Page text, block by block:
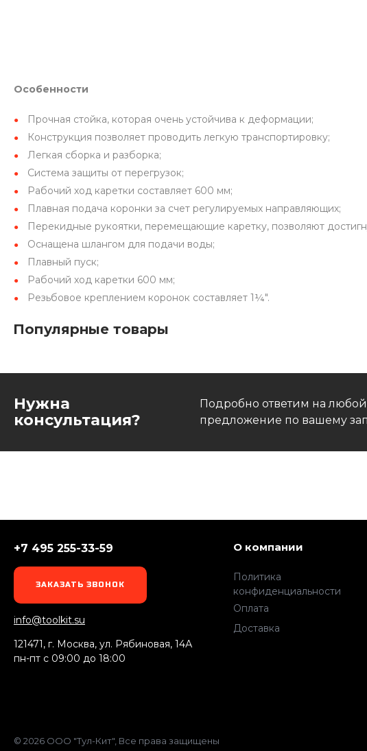
Особенности
Прочная стойка, которая очень устойчива к деформации;
Конструкция позволяет проводить легкую транспортировку;
Легкая сборка и разборка;
Система защиты от перегрузок;
Рабочий ход каретки составляет 600 мм;
Плавная подача коронки за счет регулируемых направляющих;
Перекидные рукоятки, перемещающие каретку, позволяют
Оснащена шлангом для подачи воды;
Плавный пуск;
Рабочий ход каретки 600 мм;
Резьбовое креплением коронок составляет 1¼″.
Популярные товары
Нужна
консультация?
Подробно ответим на
предложение по вашему
+7 495 255-33-59
ЗАКАЗАТЬ ЗВОНОК
info@toolkit.su
121471, г. Москва, ул. Рябиновая, 14А
пн-пт c 09:00 до 18:00
О компании
Политика
конфиденциальности
Оплата
Доставка
© 2026 ООО "Тул-Кит", Все права защищены